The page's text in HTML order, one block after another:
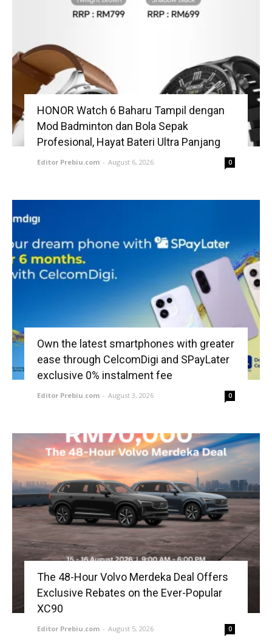
HONOR Watch 6 Baharu Tampil dengan
Mod Badminton dan Bola Sepak
Profesional, Hayat Bateri Ultra Panjang
Editor Prebiu.com - August 6, 2026 0
Own the latest smartphones with greater
ease through CelcomDigi and SPayLater
exclusive 0% instalment fee
Editor Prebiu.com - August 3, 2026 0
The 48-Hour Volvo Merdeka Deal Offers
Exclusive Rebates on the Ever-Popular
XC90
Editor Prebiu.com - August 5, 2026 0